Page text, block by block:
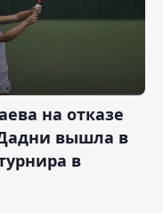
на отказе
вышла в
в